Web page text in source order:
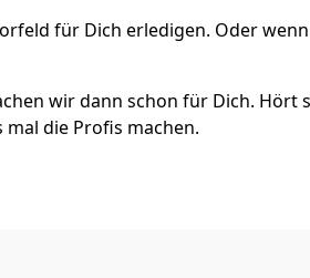
für Dich erledigen. Oder
wir dann schon für Dich. Hört
mal die Profis machen.